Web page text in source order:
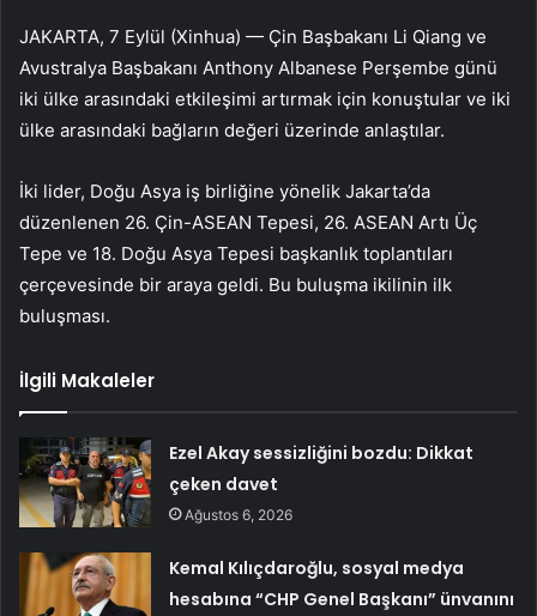
JAKARTA, 7 Eylül (Xinhua) — Çin Başbakanı Li Qiang ve
Avustralya Başbakanı Anthony Albanese Perşembe günü
iki ülke arasındaki etkileşimi artırmak için konuştular ve iki
ülke arasındaki bağların değeri üzerinde anlaştılar.
İki lider, Doğu Asya iş birliğine yönelik Jakarta’da
düzenlenen 26. Çin-ASEAN Tepesi, 26. ASEAN Artı Üç
Tepe ve 18. Doğu Asya Tepesi başkanlık toplantıları
çerçevesinde bir araya geldi. Bu buluşma ikilinin ilk
buluşması.
İlgili Makaleler
Ezel Akay sessizliğini bozdu: Dikkat
çeken davet
Ağustos 6, 2026
Kemal Kılıçdaroğlu, sosyal medya
hesabına “CHP Genel Başkanı” ünvanını